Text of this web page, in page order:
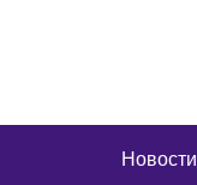
Новости